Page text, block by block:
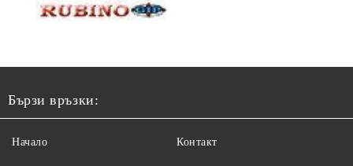
Бързи връзки:
Начало Контакт